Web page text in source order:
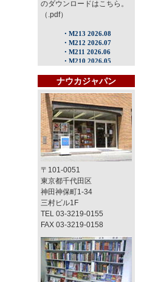
のダウンロードはこちら。
（.pdf）
ナウカジャパン
〒101-0051
東京都千代田区
神田神保町1-34
三村ビル1F
TEL 03-3219-0155
FAX 03-3219-0158